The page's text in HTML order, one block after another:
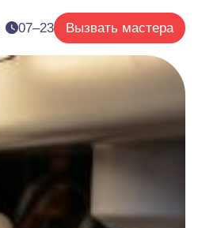
07–23 Вызвать мастера